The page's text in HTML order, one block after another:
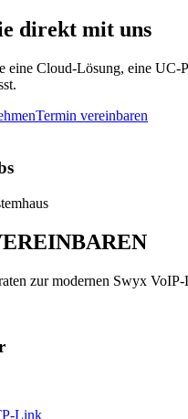
direkt mit uns
eine Cloud-Lösung, eine UC-
Termin vereinbaren
zur modernen Swyx
Link